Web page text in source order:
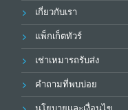
เกี่ยวกับเรา
แพ็กเก็ตทัวร์
เช่าเหมารถรับส่ง
คำถามที่พบบ่อย